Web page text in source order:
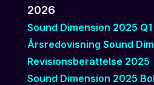
2026
Sound Dimension 2025 Q1
Årsredovisning Sound
Revisionsberättelse 2025
Sound Dimension 2025